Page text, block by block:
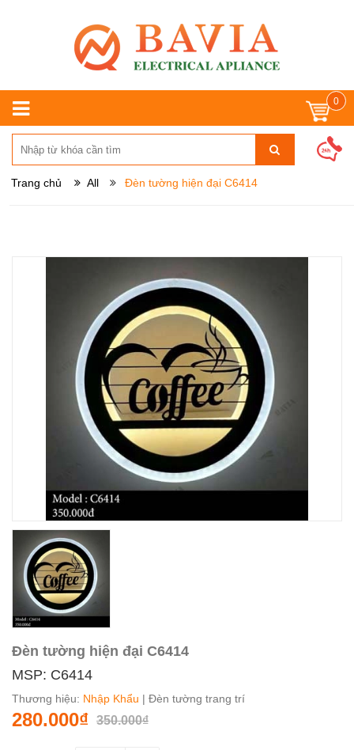
0
Trang chủ All Đèn tường hiện đại C6414
Đèn tường hiện đại C6414
MSP: C6414
Thương hiệu: Nhập Khẩu | Đèn tường trang trí
280.000₫ 350.000₫